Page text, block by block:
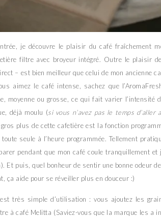
je découvre le plaisir du café fraîchement
filtre avec broyeur intégré. Outre le plaisir
– est bien meilleur que celui de mon ancienne
aimez le café intense, sachez que
moyenne ou grosse, ce qui fait varier l’intensité
déjà moulu (si vous n’avez pas le temps
gros plus de cette cafetière est la fonction
toute seule à l’heure programmée. Tellement
pendant que mon café coule tranquillement
Et puis, quel bonheur de sentir une bonne odeur
ça aide pour se réveiller plus en douceur :)
très simple d’utilisation : vous ajoutez les
à café Melitta (Saviez-vous que la marque les a